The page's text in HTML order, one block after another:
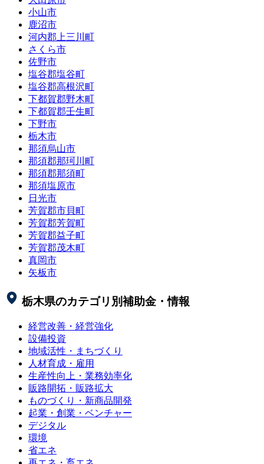
小山市
鹿沼市
河内郡上三川町
さくら市
佐野市
塩谷郡塩谷町
塩谷郡高根沢町
下都賀郡野木町
下都賀郡壬生町
下野市
栃木市
那須烏山市
那須郡那珂川町
那須郡那須町
那須塩原市
日光市
芳賀郡市貝町
芳賀郡芳賀町
芳賀郡益子町
芳賀郡茂木町
真岡市
矢板市
栃木県のカテゴリ別補助金・情報
経営改善・経営強化
設備投資
地域活性・まちづくり
人材育成・雇用
生産性向上・業務効率化
販路開拓・販路拡大
ものづくり・新商品開発
起業・創業・ベンチャー
デジタル
環境
省エネ